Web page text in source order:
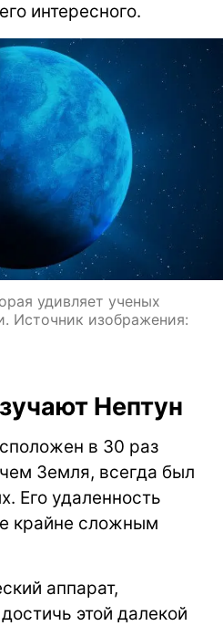
интересного.
удивляет ученых
Источник изображения:
Нептун
в 30 раз
Земля, всегда был
Его удаленность
крайне сложным
аппарат,
этой далекой